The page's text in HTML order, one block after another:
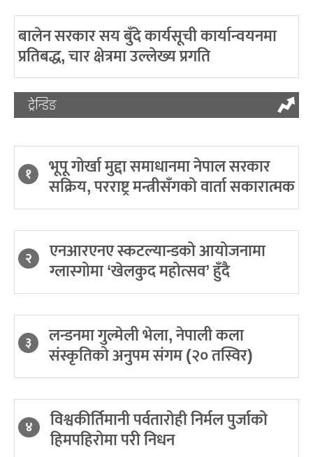
बालेन सरकार सय बुँदे कार्यसूची कार्यान्वयनमा
प्रतिबद्ध, चार क्षेत्रमा उल्लेख्य प्रगति
ट्रेन्डिङ
१ भूपू गोर्खा मुद्दा समाधानमा नेपाल सरकार
सक्रिय, परराष्ट्र मन्त्रीसँगको वार्ता सकारात्मक
२ एनआरएनए स्कटल्यान्डको आयोजनामा
ग्लास्गोमा ‘खेलकुद महोत्सव’ हुँदै
३ लन्डनमा गुल्मेली भेला, नेपाली कला
संस्कृतिको अनुपम संगम (२० तस्विर)
४ विश्वकीर्तिमानी पर्वतारोही निर्मल पुर्जाको
हिमपहिरोमा परी निधन